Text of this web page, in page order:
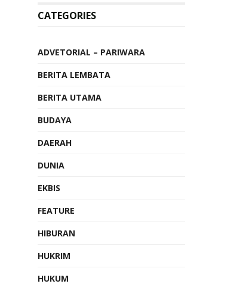
CATEGORIES
ADVETORIAL – PARIWARA
BERITA LEMBATA
BERITA UTAMA
BUDAYA
DAERAH
DUNIA
EKBIS
FEATURE
HIBURAN
HUKRIM
HUKUM